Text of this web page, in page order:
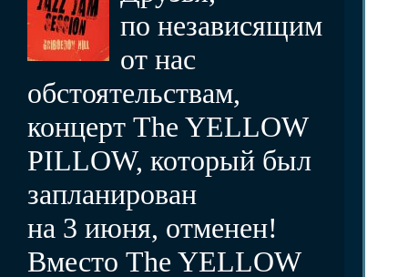
по независящим
от нас
обстоятельствам,
концерт The YELLOW
PILLOW, который был
запланирован
на 3 июня, отменен!
Вместо The YELLOW